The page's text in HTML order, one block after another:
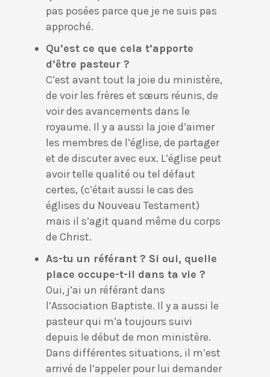
pas posées parce que je ne suis pas
approché.
Qu’est ce que cela t’apporte
d’être pasteur ?
C’est avant tout la joie du ministère,
de voir les frères et sœurs réunis, de
voir des avancements dans le
royaume. Il y a aussi la joie d’aimer
les membres de l’église, de partager
et de discuter avec eux. L’église peut
avoir telle qualité ou tel défaut
certes, (c’était aussi le cas des
églises du Nouveau Testament)
mais il s’agit quand même du corps
de Christ.
As-tu un référant ? Si oui, quelle
place occupe-t-il dans ta vie ?
Oui, j’ai un référant dans
l’Association Baptiste. Il y a aussi le
pasteur qui m’a toujours suivi
depuis le début de mon ministère.
Dans différentes situations, il m’est
arrivé de l’appeler pour lui demander